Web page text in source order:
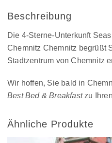
Beschreibung
Die 4-Sterne-Unterkunft
Chemnitz Chemnitz begrüßt
Stadtzentrum von Chemnitz
Wir hoffen, Sie bald in
Best Bed & Breakfastzu
Ähnliche Produkte